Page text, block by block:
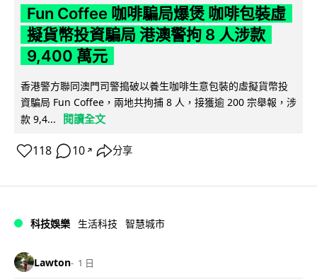
Fun Coffee 咖啡騙局爆煲 咖啡包裝虛
擬貨幣投資騙局 港澳警拘 8 人涉款
9,400 萬元
香港警方聯同澳門司警搗破以養生咖啡生意包裝的虛擬貨幣投
資騙局 Fun Coffee，兩地共拘捕 8 人，接獲逾 200 宗舉報，涉
款 9,4...
閱讀全文
118 10 ↗ 分享
科技娛樂 生活科技 智慧城市
Lawton 1 日